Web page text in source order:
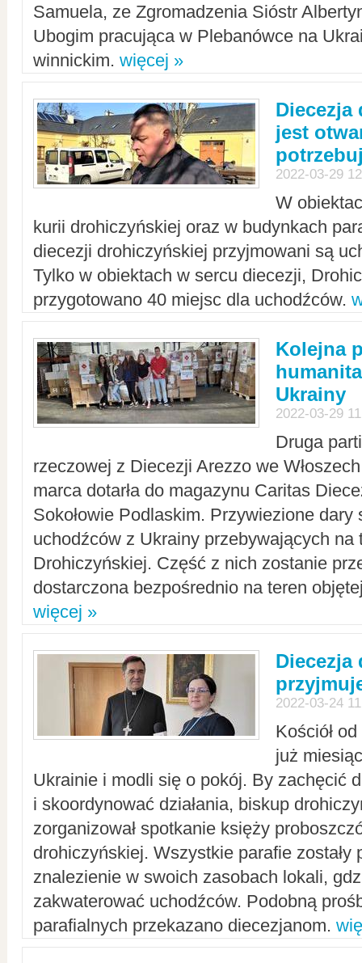
Samuela, ze Zgromadzenia Sióstr
Ubogim pracująca w Plebanówce na
winnickim. więcej »
Diecezja
jest
2022-03-29
W
kurii drohiczyńskiej oraz w budynkach
diecezji drohiczyńskiej przyjmowani są
Tylko w obiektach w sercu diecezji,
przygotowano 40 miejsc dla uchodźców.
Kolejna
Ukrainy
2022-03-29
Druga
rzeczowej z Diecezji Arezzo we
marca dotarła do magazynu Caritas
Sokołowie Podlaskim. Przywiezione dary
uchodźców z Ukrainy przebywających na
Drohiczyńskiej. Część z nich zostanie
dostarczona bezpośrednio na teren
więcej »
Diecezja
2022-03-24
Kościół
już
Ukrainie i modli się o pokój. By zachęcić
i skoordynować działania, biskup
zorganizował spotkanie księży
drohiczyńskiej. Wszystkie parafie zostały
znalezienie w swoich zasobach lokali,
zakwaterować uchodźców. Podobną
parafialnych przekazano diecezjanom.